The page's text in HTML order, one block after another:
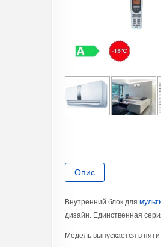
Опис
Внутренний блок для
дизайн. Единственная
Модель выпускается в